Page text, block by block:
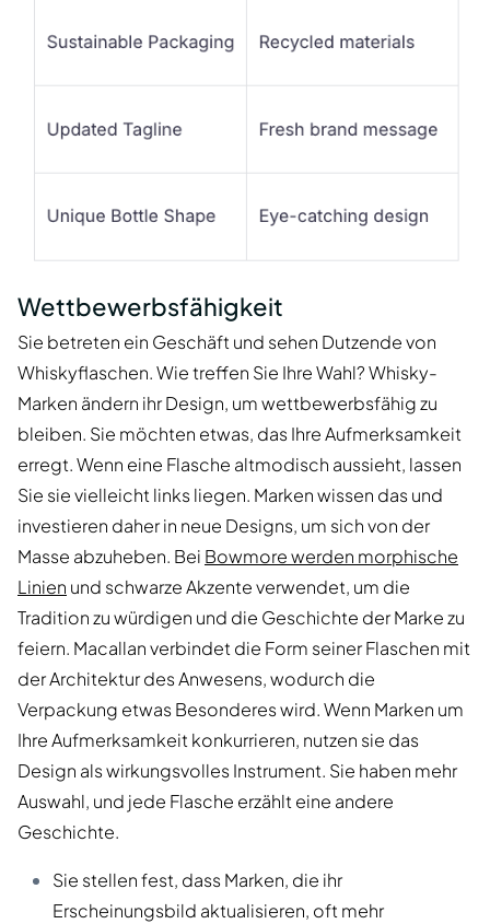
Wettbewerbsfähigkeit
Sie betreten ein Geschäft und sehen Dutzende von
Whiskyflaschen. Wie treffen Sie Ihre Wahl? Whisky-
Marken ändern ihr Design, um wettbewerbsfähig zu
bleiben. Sie möchten etwas, das Ihre Aufmerksamkeit
erregt. Wenn eine Flasche altmodisch aussieht, lassen
Sie sie vielleicht links liegen. Marken wissen das und
investieren daher in neue Designs, um sich von der
Masse abzuheben. Bei Bowmore werden morphische
Linien und schwarze Akzente verwendet, um die
Tradition zu würdigen und die Geschichte der Marke zu
feiern. Macallan verbindet die Form seiner Flaschen mit
der Architektur des Anwesens, wodurch die
Verpackung etwas Besonderes wird. Wenn Marken um
Ihre Aufmerksamkeit konkurrieren, nutzen sie das
Design als wirkungsvolles Instrument. Sie haben mehr
Auswahl, und jede Flasche erzählt eine andere
Geschichte.
Sie stellen fest, dass Marken, die ihr
Erscheinungsbild aktualisieren, oft mehr